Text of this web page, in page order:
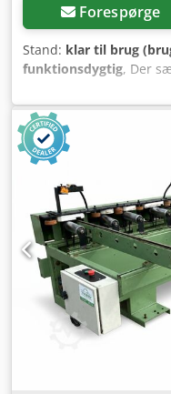
Forespørge
Stand: klar til brug
funktionsdygtig, Der
barkknuseranlæg)
Indføring af
træstammer, producent
Enkelttrædsføder -
Centraliseret indføring
Kockums, type 447-6
centraliseringsenhed,
Udgangstransportør
Styreskab og
linjen - Maks.
garanti og med
mangler. Chedpozrfkvjfx